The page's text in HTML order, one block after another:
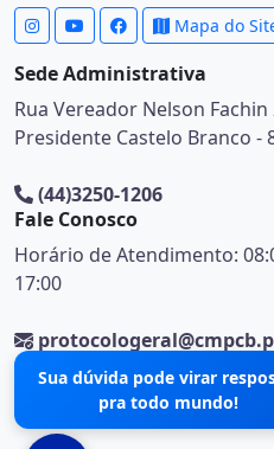
Mapa do
Sede Administrativa
Rua Vereador Nelson Fachin
Presidente Castelo Branco -
(44)3250-1206
Fale Conosco
Horário de Atendimento:
17:00
Sua dúvida pode virar
pra todo mundo!